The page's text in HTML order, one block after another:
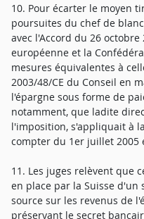
10. Pour écarter le moyen
poursuites du chef de
avec l'Accord du 26
européenne et la
mesures équivalentes à
2003/48/CE du Conseil en
l'épargne sous forme de
notamment, que ladite
l'imposition, s'appliquait à
compter du 1er juillet 2005
11. Les juges relèvent que
en place par la Suisse d'un
source sur les revenus de
préservant le secret